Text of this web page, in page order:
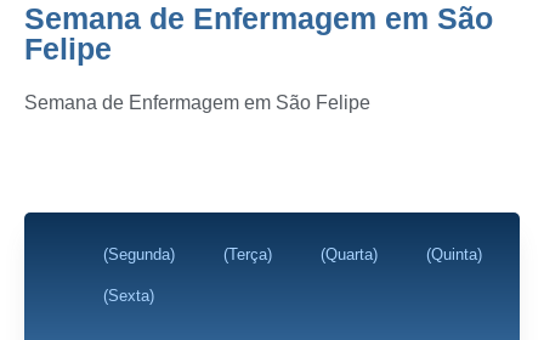
Semana de Enfermagem em São
Felipe
Semana de Enfermagem em São Felipe
(Segunda) (Terça) (Quarta) (Quinta)
(Sexta)